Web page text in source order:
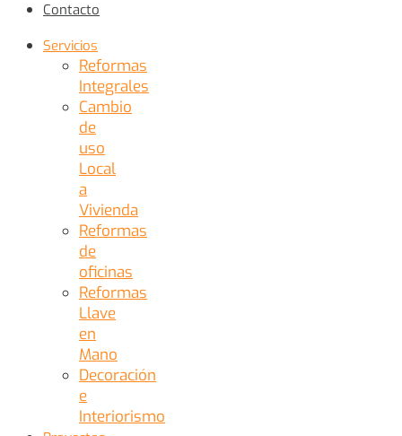
Contacto
Servicios
Reformas
Integrales
Cambio
de
uso
Local
a
Vivienda
Reformas
de
oficinas
Reformas
Llave
en
Mano
Decoración
e
Interiorismo